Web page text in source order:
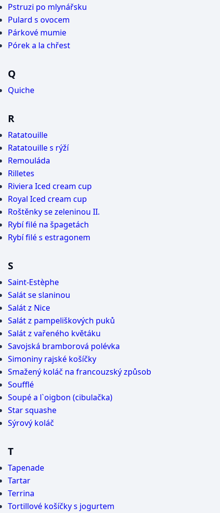
Pstruzi po mlynářsku
Pulard s ovocem
Párkové mumie
Pórek a la chřest
Q
Quiche
R
Ratatouille
Ratatouille s rýží
Remouláda
Rilletes
Riviera Iced cream cup
Royal Iced cream cup
Roštěnky se zeleninou II.
Rybí filé na špagetách
Rybí filé s estragonem
S
Saint-Estèphe
Salát se slaninou
Salát z Nice
Salát z pampeliškových puků
Salát z vařeného květáku
Savojská bramborová polévka
Simoniny rajské košíčky
Smažený koláč na francouzský způsob
Soufflé
Soupé a l`oigbon (cibulačka)
Star squashe
Sýrový koláč
T
Tapenade
Tartar
Terrina
Tortillové košíčky s jogurtem